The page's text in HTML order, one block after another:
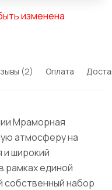
изменена
(2) Оплата
Мраморная
атмосферу на
и широкий
рамках единой
собственный набор